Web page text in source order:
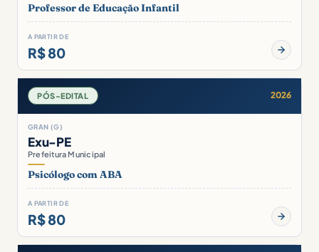
Professor de Educação Infantil
A PARTIR DE
R$ 80
PÓS-EDITAL 2026
GRAN (G)
Exu-PE
Prefeitura Municipal
Psicólogo com ABA
A PARTIR DE
R$ 80